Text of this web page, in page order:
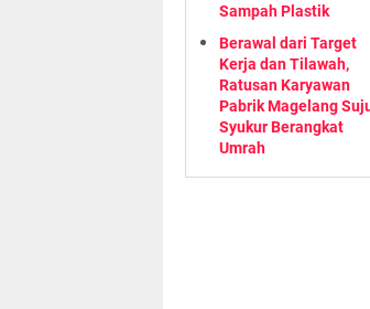
Sampah Plastik
Berawal dari Target
Kerja dan Tilawah,
Ratusan Karyawan
Pabrik Magelang
Syukur Berangkat
Umrah